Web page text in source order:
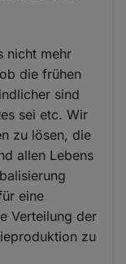
nicht mehr
die frühen
sind
sei etc. Wir
zu lösen, die
allen Lebens
eine
Verteilung der
zu